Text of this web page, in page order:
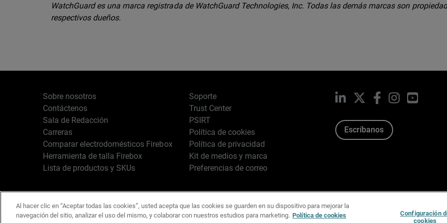
WatchGuard es una marca registrada de WatchGuard Technologies, Inc. Todas las demás marcas son
respectivos dueños.
Sobre nosotros
Contáctenos
Sala de Redacción
Carreras
Comparar electrodomésticos Firebox
Herramienta de talla Firebox
Lista de productos y SKUs
Soporte
Trust Center
PSIRT
Política de cookies
Política de privacidad
Kit de medios y marca
Preferencias de correo
LinkedIn Facebook
InstagramYouTube
Escríbanos
Español Copyright © 1996-2026 WatchGuard Technologies, Inc. Todos los derechos
Al hacer clic en “Aceptar todas las cookies”, usted acepta que las cookies se guarden en su dispositivo para mejorar la
navegación del sitio, analizar el uso del mismo, y colaborar con nuestros estudios para marketing. Política de cookies
Configuración
cookies